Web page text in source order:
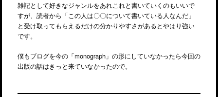
雑記として好きなジャンルをあれこれと書いていくのもいいで
すが、読者から「この人は〇〇について書いている人なんだ」
と受け取ってもらえるだけの分かりやすさがあるとやはり強い
です。
僕もブログを今の「monograph」の形にしていなかったら今回の
出版の話はきっと来ていなかったので。